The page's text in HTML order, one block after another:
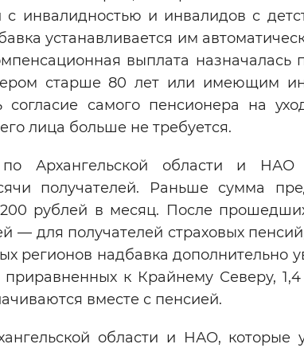
инвалидностью и инвалидов с
устанавливается им
выплата назначалась
старше 80 лет или имеющим
согласие самого пенсионера на
лица больше не требуется.
Архангельской области и НАО
получателей. Раньше сумма
рублей в месяц. После
— для получателей страховых
регионов надбавка дополнительно
к Крайнему Северу,
вместе с пенсией.
области и НАО, которые